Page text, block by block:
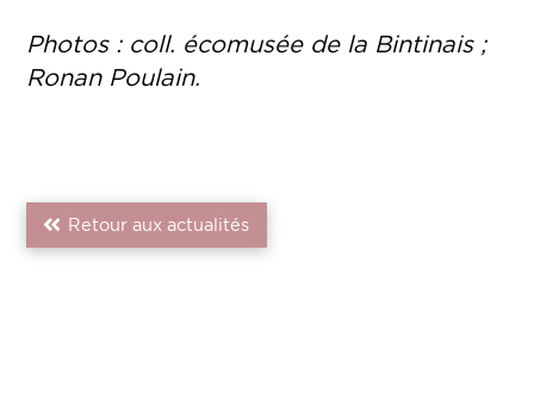
Photos : coll. écomusée de la Bintinais ;
Ronan Poulain.
Retour aux actualités